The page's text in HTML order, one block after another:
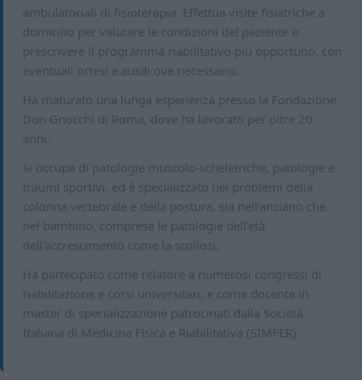
ambulatoriali di fisioterapia. Effettua visite fisiatriche a
domicilio per valutare le condizioni del paziente e
prescrivere il programma riabilitativo più opportuno, con
eventuali ortesi e ausili ove necessario.
Ha maturato una lunga esperienza presso la Fondazione
Don Gnocchi di Roma, dove ha lavorato per oltre 20
anni.
Si occupa di patologie muscolo-scheletriche, patologie e
traumi sportivi, ed è specializzato nei problemi della
colonna vertebrale e della postura, sia nell'anziano che
nel bambino, comprese le patologie dell'età
dell'accrescimento come la scoliosi.
Ha partecipato come relatore a numerosi congressi di
riabilitazione e corsi universitari, e come docente in
master di specializzazione patrocinati dalla Società
Italiana di Medicina Fisica e Riabilitativa (SIMFER).